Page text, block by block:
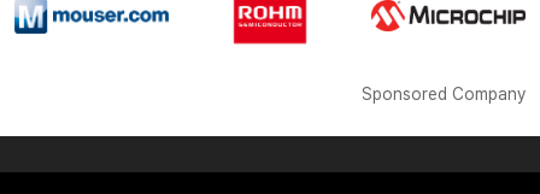
Sponsored Company